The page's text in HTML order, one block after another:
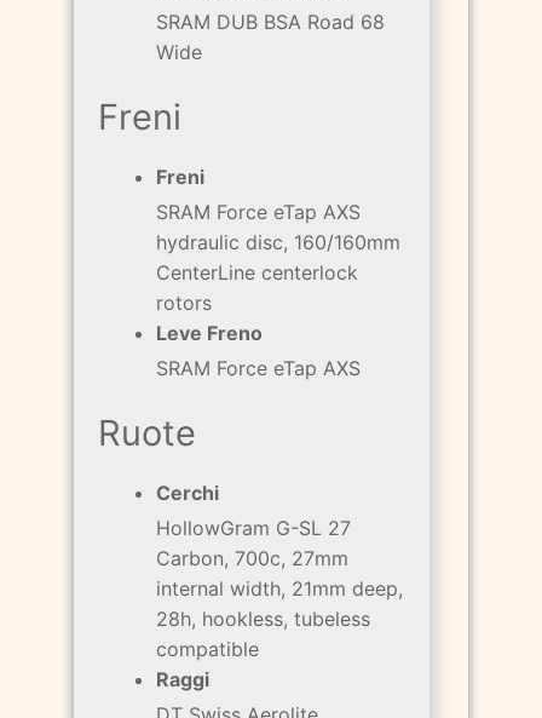
SRAM DUB BSA Road 68
Wide
Freni
Freni
SRAM Force eTap AXS
hydraulic disc, 160/160mm
CenterLine centerlock
rotors
Leve Freno
SRAM Force eTap AXS
Ruote
Cerchi
HollowGram G-SL 27
Carbon, 700c, 27mm
internal width, 21mm deep,
28h, hookless, tubeless
compatible
Raggi